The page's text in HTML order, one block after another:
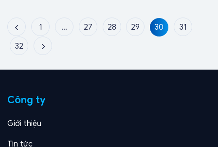
1 … 27 28 29 30
31
32
Công ty
Giới thiệu
Tin tức